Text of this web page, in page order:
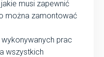
musi zapewnić
można zamontować
prac
wszystkich